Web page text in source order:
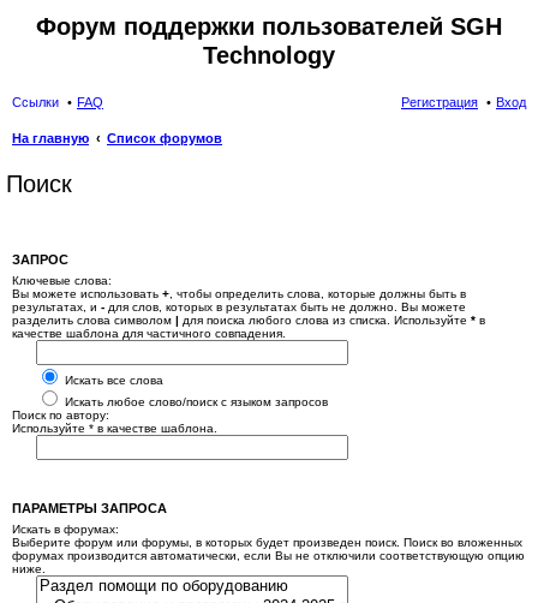
Форум поддержки пользователей SGH
Technology
Ссылки FAQ Вход
Регистрация
На главную Список форумов
Поиск
ЗАПРОС
Ключевые слова:
Вы можете использовать + , чтобы определить слова, которые должны быть в
результатах, и - для слов, которых в результатах быть не должно. Вы можете
разделить слова символом | для поиска любого слова из списка. Используйте * в
качестве шаблона для частичного совпадения.
Искать все слова
Искать любое слово/поиск с языком запросов
Поиск по автору:
Используйте * в качестве шаблона.
ПАРАМЕТРЫ ЗАПРОСА
Искать в форумах:
Выберите форум или форумы, в которых будет произведен поиск. Поиск во вложенных
форумах производится автоматически, если Вы не отключили соответствующую опцию
ниже.